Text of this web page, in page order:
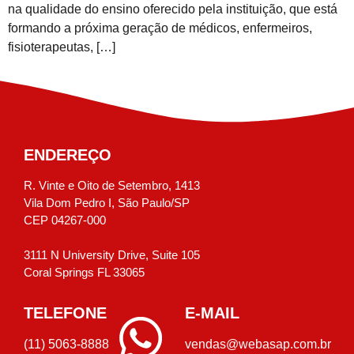
na qualidade do ensino oferecido pela instituição, que está
formando a próxima geração de médicos, enfermeiros,
fisioterapeutas, […]
ENDEREÇO
R. Vinte e Oito de Setembro, 1413
Vila Dom Pedro I, São Paulo/SP
CEP 04267-000
3111 N University Drive, Suite 105
Coral Springs FL 33065
TELEFONE
(11) 5063-8888
E-MAIL
vendas@webasap.com.br